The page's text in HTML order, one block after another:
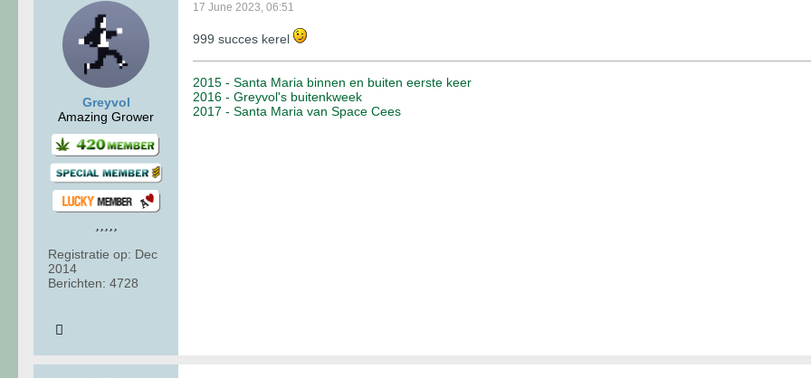
Greyvol
Amazing Grower
Registratie op: Dec
2014
Berichten: 4728
17 June 2023, 06:51
999 succes kerel
2015 - Santa Maria binnen en buiten eerste keer
2016 - Greyvol's buitenkweek
2017 - Santa Maria van Space Cees